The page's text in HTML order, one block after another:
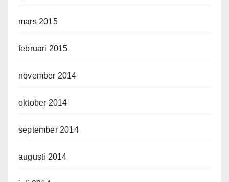
mars 2015
februari 2015
november 2014
oktober 2014
september 2014
augusti 2014